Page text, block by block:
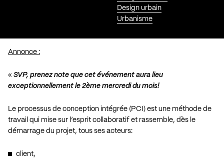
Design urbain
Urbanisme
Annonce :
« SVP, prenez note que cet événement aura lieu
exceptionnellement le 2ème mercredi du mois!
Le processus de conception intégrée (PCI) est une méthode de
travail qui mise sur l’esprit collaboratif et rassemble, dès le
démarrage du projet, tous ses acteurs:
client,